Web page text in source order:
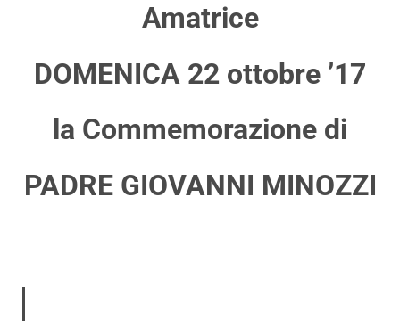
Amatrice
DOMENICA 22 ottobre ’17
la Commemorazione di
PADRE GIOVANNI MINOZZI